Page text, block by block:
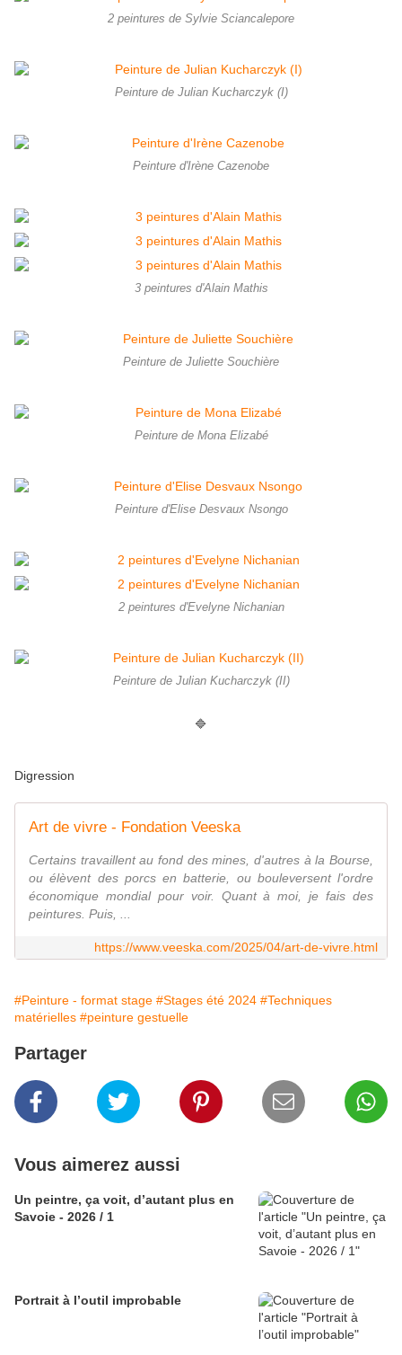
2 peintures de Sylvie Sciancalepore
Peinture de Julian Kucharczyk (I)
Peinture d'Irène Cazenobe
3 peintures d'Alain Mathis
Peinture de Juliette Souchière
Peinture de Mona Elizabé
Peinture d'Elise Desvaux Nsongo
2 peintures d'Evelyne Nichanian
Peinture de Julian Kucharczyk (II)
🔷
Digression
Art de vivre - Fondation Veeska
Certains travaillent au fond des mines, d'autres à la Bourse,
ou élèvent des porcs en batterie, ou bouleversent l'ordre
économique mondial pour voir. Quant à moi, je fais des
peintures. Puis, ...
https://www.veeska.com/2025/04/art-de-vivre.html
#Peinture - format stage #Stages été 2024 #Techniques
matérielles #peinture gestuelle
Partager
Vous aimerez aussi
Un peintre, ça voit, d’autant plus en
Savoie - 2026 / 1
Portrait à l’outil improbable